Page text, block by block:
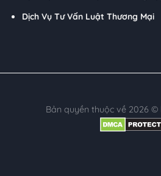
Dịch Vụ Tư Vấn Luật Thương Mại
Bản quyền thuộc về 2026 ©